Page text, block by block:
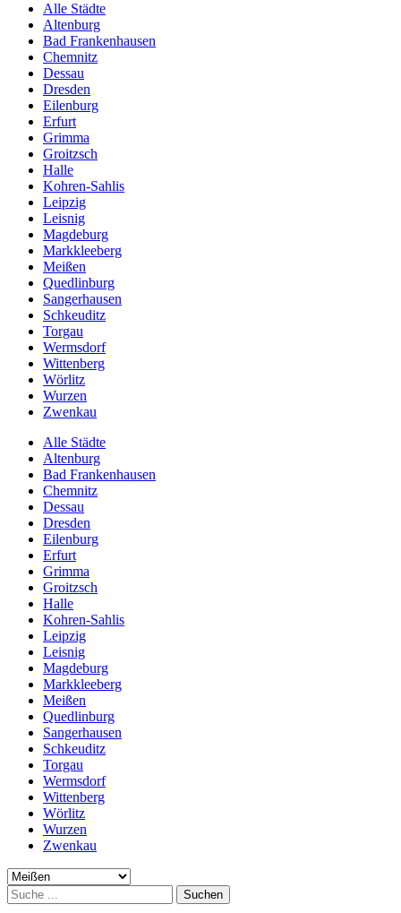
Alle Städte
Altenburg
Bad Frankenhausen
Chemnitz
Dessau
Dresden
Eilenburg
Erfurt
Grimma
Groitzsch
Halle
Kohren-Sahlis
Leipzig
Leisnig
Magdeburg
Markkleeberg
Meißen
Quedlinburg
Sangerhausen
Schkeuditz
Torgau
Wermsdorf
Wittenberg
Wörlitz
Wurzen
Zwenkau
Alle Städte
Altenburg
Bad Frankenhausen
Chemnitz
Dessau
Dresden
Eilenburg
Erfurt
Grimma
Groitzsch
Halle
Kohren-Sahlis
Leipzig
Leisnig
Magdeburg
Markkleeberg
Meißen
Quedlinburg
Sangerhausen
Schkeuditz
Torgau
Wermsdorf
Wittenberg
Wörlitz
Wurzen
Zwenkau